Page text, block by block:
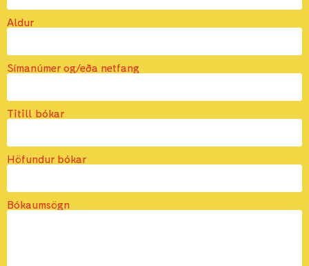
Aldur
Símanúmer og/eða netfang
Titill bókar
Höfundur bókar
Bókaumsögn